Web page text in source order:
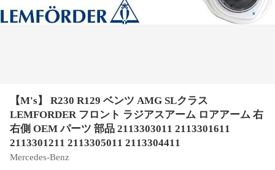
【M's】 R230 R129 ベンツ AMG SLクラス
LEMFORDER フロント ラジアスアーム ロアアーム 右
右側 OEM パーツ 部品 2113303011 2113301611
2113301211 2113305011 2113304411
Mercedes-Benz